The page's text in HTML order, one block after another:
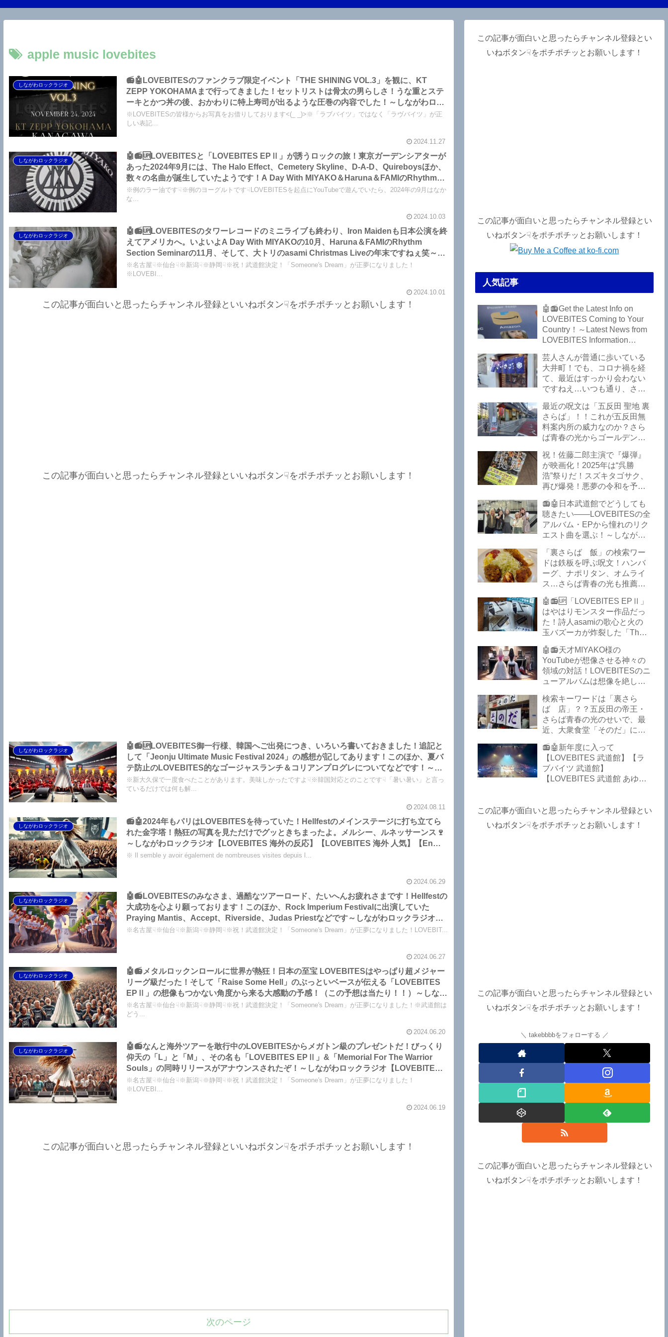
apple music lovebites
しながわロックラジオ
📻🤖LOVEBITESのファンクラブ限定イベント「THE SHINING VOL.3」を観に、KT
ZEPP YOKOHAMAまで行ってきました！セットリストは骨太の男らしさ！うな重とステ
ーキとかつ丼の後、おかわりに特上寿司が出るような圧巻の内容でした！～しながわロッ
クラジオ
※LOVEBITESの皆様からお写真をお借りしております<(_ _)>※「ラブバイツ」ではなく「ラヴバイツ」が正
しい表記...
2024.11.27
しながわロックラジオ
🤖📻🆙LOVEBITESと「LOVEBITES EPⅡ」が誘うロックの旅！東京ガーデンシアターが
あった2024年9月には、The Halo Effect、Cemetery Skyline、D-A-D、Quireboysほか、
数々の名曲が誕生していたようです！A Day With MIYAKO＆Haruna＆FAMIのRhythm
Section Seminarについてです～しながわロックラジオ【追記・大幅改稿あり】
※例のラー油です☟※例のヨーグルトです☟LOVEBITESを起点にYouTubeで遊んでいたら、2024年の9月はなか
な...
2024.10.03
しながわロックラジオ
🤖📻🆙LOVEBITESのタワーレコードのミニライブも終わり、Iron Maidenも日本公演を終
えてアメリカへ。いよいよA Day With MIYAKOの10月、Haruna＆FAMIのRhythm
Section Seminarの11月、そして、大トリのasami Christmas Liveの年末ですねぇ笑～し
ながわロックラジオ
※名古屋☟※仙台☟※新潟☟※静岡☟※祝！武道館決定！「Someone's Dream」が正夢になりました！
※LOVEBI...
2024.10.01
この記事が面白いと思ったらチャンネル登録といいねボタン☟をポチポチッとお願いします！
この記事が面白いと思ったらチャンネル登録といいねボタン☟をポチポチッとお願いします！
しながわロックラジオ
🤖📻🆙LOVEBITES御一行様、韓国へご出発につき、いろいろ書いておきました！追記と
して「Jeonju Ultimate Music Festival 2024」の感想が記してあります！このほか、夏バ
テ防止のLOVEBITES的なゴージャスランチ＆コリアンプログレについてなどです！～し
ながわロックラジオ【LOVEBITES 海外の反応】【LOVEBITES 海外の人気】
※新大久保で一度食べたことがあります。美味しかったですよ☟※韓国対応とのことです☟「暑い暑い」と言っ
ているだけでは何も解...
2024.08.11
しながわロックラジオ
📻🤖2024年もパリはLOVEBITESを待っていた！Hellfestのメインステージに打ち立てら
れた金字塔！熱狂の写真を見ただけでグッときちまったよ。メルシー、ルネッサーンス🍷
～しながわロックラジオ【LOVEBITES 海外の反応】【LOVEBITES 海外 人気】【En
2024, la France attendait encore LOVEBITES avec impatience ! Un triomphe
※ Il semble y avoir également de nombreuses visites depuis l...
2024.06.29
しながわロックラジオ
🤖📻LOVEBITESのみなさま、過酷なツアーロード、たいへんお疲れさまです！Hellfestの
大成功を心より願っております！このほか、Rock Imperium Festivalに出演していた
Praying Mantis、Accept、Riverside、Judas Priestなどです～しながわロックラジオ
【LOVEBITES 海外の反応】【LOVEBITES 海外 人気】【フィットネスとブランド品に関
※名古屋☟※仙台☟※新潟☟※静岡☟※祝！武道館決定！「Someone's Dream」が正夢になりました！LOVEBIT...
2024.06.27
しながわロックラジオ
🤖📻メタルロックンロールに世界が熱狂！日本の至宝 LOVEBITESはやっぱり超メジャー
リーグ級だった！そして「Raise Some Hell」のぶっといベースが伝える「LOVEBITES
EPⅡ」の想像もつかない角度から来る大感動の予感！（この予想は当たり！！）～しなが
わロックラジオ【LOVEBITES 海外の反応】【LOVEBITES 海外 人気】
※名古屋☟※仙台☟※新潟☟※静岡☟※祝！武道館決定！「Someone's Dream」が正夢になりました！※武道館は
どう...
2024.06.20
しながわロックラジオ
🤖📻なんと海外ツアーを敢行中のLOVEBITESからメガトン級のプレゼントだ！びっくり
仰天の「L」と「M」、その名も「LOVEBITES EPⅡ」&「Memorial For The Warrior
Souls」の同時リリースがアナウンスされたぞ！～しながわロックラジオ【LOVEBITES
海外の反応】【LOVEBITES 海外 人気】
※名古屋☟※仙台☟※新潟☟※静岡☟※祝！武道館決定！「Someone's Dream」が正夢になりました！
※LOVEBI...
2024.06.19
この記事が面白いと思ったらチャンネル登録といいねボタン☟をポチポチッとお願いします！
次のページ
この記事が面白いと思ったらチャンネル登録とい
いねボタン☟をポチポチッとお願いします！
この記事が面白いと思ったらチャンネル登録とい
いねボタン☟をポチポチッとお願いします！
人気記事
🤖📻Get the Latest Info on
LOVEBITES Coming to Your
Country！～Latest News from
LOVEBITES Information
芸人さんが普通に歩いている
大井町！でも、コロナ禍を経
て、最近はすっかり会わない
ですねえ…いつも通り、さぼ
から飲んできました。私以外
にもLOVEBITESファンが数名
いるようですよ笑
最近の呪文は「五反田 聖地 裏
さらば」！！これが五反田無
料案内所の威力なのか？さら
ば青春の光からゴールデンウ
いた！激安の肉の刺し盛りが
美味い！酒もぶっちぎりで安
い！本格焼鳥 五反田「富士
屋」がオープンから３カ月で
ごった返しているぞ！【さら
ば青春の光 五反田 グルメ】
祝！佐藤二郎主演で『爆弾』
が映画化！2025年は“呉勝
浩”祭りだ！スズキタゴサク、
再び爆発！悪夢の令和を予言
２』が不気味な存在感で他を
圧倒した！異形の家族小説
『Q』も文句なしだぞ！～
2025年版「このミステリーが
すごい！」
📻🤖日本武道館でどうしても
聴きたい――LOVEBITESの全
アルバム・EPから憧れのリク
エスト曲を選ぶ！～しながわ
武道館】【ラブバイツ 武道
館】【LOVEBITES 武道館 セ
トリ】【LOVEBITES リクエ
スト曲】【LOVEBITES
Inspire】【LOVEBITES Under
The Red Sky】【LOVEBITES
Epilogue】【LOVEBITES
Today Is The Day】
【LOVEBITES Dystopia
Symphony】【LOVEBITES
My Orion】【LOVEBITES
Lost In The Garden】
【LOVEBITES The Bell In
Of Control】【LOVEBITES
The Eve Of Change】
「裏さらば 飯」の検索ワー
ドは鉄板を呼ぶ呪文！ハンバ
ーグ、ナポリタン、オムライ
ス…さらば青春の光も推薦！
定のお子様ランチを食ってき
たよ！【さらば青春の光 五反
田 グルメ】
🤖📻🆙「LOVEBITES EPⅡ」
はやはりモンスター作品だっ
た！詩人asamiの歌心と火の
玉バズーカが炸裂した「The
のだぞ！～しながわロックラ
ジオ【追記あり】
🤖📻天才MIYAKO様の
YouTubeが想像させる神々の
領域の対話！LOVEBITESのニ
ューアルバムは想像を絶して
玉てやんでい、D-A-Dの新
曲、ブルース・ディッキンソ
ン情報などです～しながわロ
ックラジオ【追記複数あり】
検索キーワードは「裏さら
ば 店」？？五反田の帝王・
さらば青春の光のせいで、最
近、大衆食堂「そのだ」に入
よ…【さらば青春の光 五反田
グルメ】
📻🤖新年度に入って
【LOVEBITES 武道館】【ラ
ブバイツ 武道館】
【LOVEBITES 武道館 あゆ
2025 セトリ】【LOVEBITES
海外の反応】あたりがトレン
ドキーワードのようです。
この記事が面白いと思ったらチャンネル登録とい
いねボタン☟をポチポチッとお願いします！
この記事が面白いと思ったらチャンネル登録とい
いねボタン☟をポチポチッとお願いします！
takebbbbをフォローする
この記事が面白いと思ったらチャンネル登録とい
いねボタン☟をポチポチッとお願いします！